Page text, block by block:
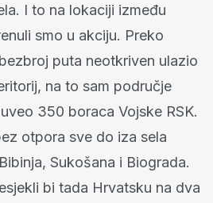
I to na lokaciji između
smo u akciju. Preko
puta neotkriven ulazio
na to sam područje
350 boraca Vojske RSK.
otpora sve do iza sela
Sukošana i Biograda.
bi tada Hrvatsku na dva